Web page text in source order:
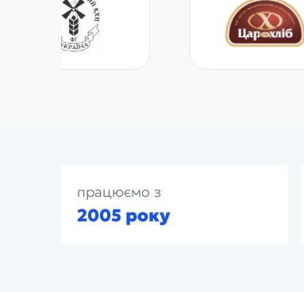
працюємо з
2005 року